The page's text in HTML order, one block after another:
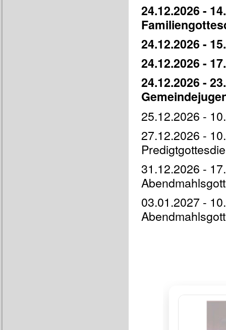
24.12.2026 -
24.12.2026 -
24.12.2026 -
24.12.2026 -
25.12.2026 -
27.12.2026 -
31.12.2026 -
03.01.2027 -